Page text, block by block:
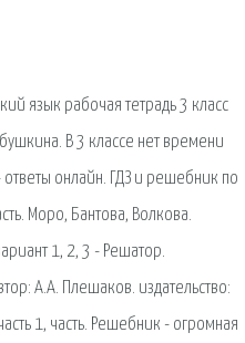
язык рабочая тетрадь 3 класс
В 3 классе нет времени
ответы онлайн. ГДЗ и решебник по
Моро, Бантова, Волкова.
1, 2, 3 - Решатор.
А.А. Плешаков. издательство:
1, часть. Решебник - огромная